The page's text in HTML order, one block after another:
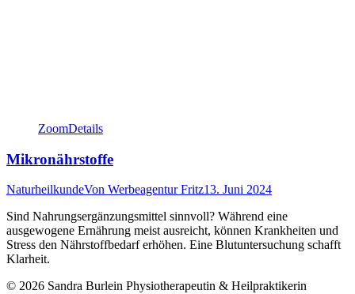
ZoomDetails
Mikronährstoffe
NaturheilkundeVon Werbeagentur Fritz13. Juni 2024
Sind Nahrungsergänzungsmittel sinnvoll? Während eine
ausgewogene Ernährung meist ausreicht, können Krankheiten und
Stress den Nährstoffbedarf erhöhen. Eine Blutuntersuchung schafft
Klarheit.
© 2026 Sandra Burlein Physiotherapeutin & Heilpraktikerin